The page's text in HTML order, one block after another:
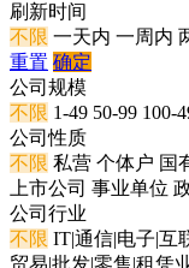
刷新时间
不限 一天内 一周内
重置 确定
公司规模
不限 1-49 50-99 100-
公司性质
不限 私营 个体户 国
上市公司 事业单位
公司行业
不限 IT|通信|电子|互
贸易|批发|零售|租凭